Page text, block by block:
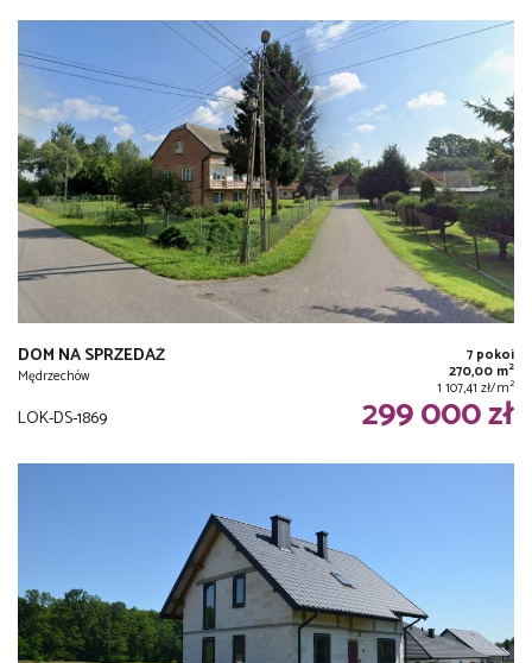
DOM NA SPRZEDAŻ
Mędrzechów
7 pokoi
270,00 m2
1 107,41 zł/m2
LOK-DS-1869 299 000 zł